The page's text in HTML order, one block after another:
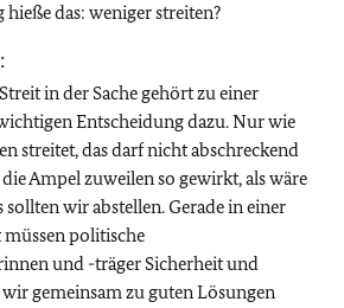
das: weniger streiten?
in der Sache gehört zu einer
Entscheidung dazu. Nur wie
streitet, das darf nicht abschreckend
Ampel zuweilen so gewirkt, als wäre
sollten wir abstellen. Gerade in einer
politische
und -träger Sicherheit und
wir gemeinsam zu guten Lösungen